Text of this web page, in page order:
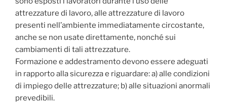
attrezzature di lavoro, alle attrezzature di lavoro
presenti nell’ambiente immediatamente circostante,
anche se non usate direttamente, nonché sui
cambiamenti di tali attrezzature.
Formazione e addestramento devono essere adeguati
in rapporto alla sicurezza e riguardare: a) alle condizioni
di impiego delle attrezzature; b) alle situazioni anormali
prevedibili.